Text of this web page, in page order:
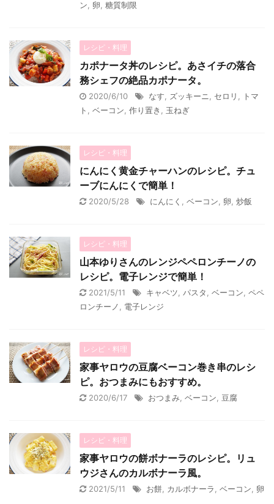
ン
卵 糖質制限
レシピ・料理
カポナータ丼のレシピ。あさイチの落合
務シェフの絶品カポナータ。
2020/6/10 なす ズッキーニ セロリ
トマ
ト
ベーコン 作り置き 玉ねぎ
レシピ・料理
にんにく黄金チャーハンのレシピ。チュ
ーブにんにくで簡単！
2020/5/28 にんにく ベーコン 卵 炒飯
レシピ・料理
山本ゆりさんのレンジペペロンチーノの
レシピ。電子レンジで簡単！
2021/5/11 キャベツ パスタ ベーコン ペペ
ロンチーノ
電子レンジ
レシピ・料理
家事ヤロウの豆腐ベーコン巻き串のレシ
ピ。おつまみにもおすすめ。
2020/6/17 おつまみ ベーコン 豆腐
レシピ・料理
家事ヤロウの餅ボナーラのレシピ。リュ
ウジさんのカルボナーラ風。
2021/5/11 お餅 カルボナーラ ベーコン 卵